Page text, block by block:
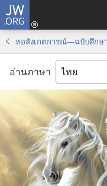
JW.ORG
หอสังเกตการณ์—ฉบับศึกษ
อ่านภาษา